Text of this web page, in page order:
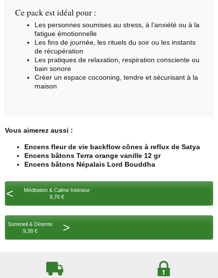
Ce pack est idéal pour :
Les personnes soumises au stress, à l’anxiété ou à la
fatigue émotionnelle
Les fins de journée, les rituels du soir ou les instants
de récupération
Les pratiques de relaxation, respiration consciente ou
bain sonore
Créer un espace cocooning, tendre et sécurisant à la
maison
Vous aimerez aussi :
Encens fleur de vie backflow cônes à reflux de Satya
Encens bâtons Terra orange vanille 12 gr
Encens bâtons Népalais Lord Bouddha
<
Méditation & Calme Intérieur
8,76 €
Sommeil & Détente
9,38 €
>